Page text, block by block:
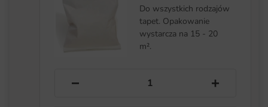
Do wszystkich rodzajów
tapet. Opakowanie
wystarcza na 15 - 20
m².
− +